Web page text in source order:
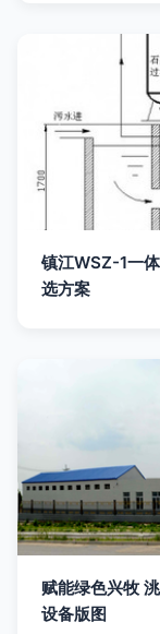
镇江WSZ-1一
选方案
赋能绿色兴牧
设备版图